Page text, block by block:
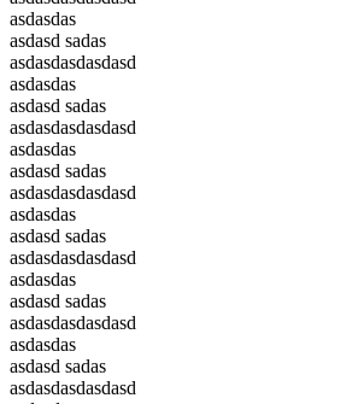
asdasdas
asdasd sadas
asdasdasdasdasd
asdasdas
asdasd sadas
asdasdasdasdasd
asdasdas
asdasd sadas
asdasdasdasdasd
asdasdas
asdasd sadas
asdasdasdasdasd
asdasdas
asdasd sadas
asdasdasdasdasd
asdasdas
asdasd sadas
asdasdasdasdasd